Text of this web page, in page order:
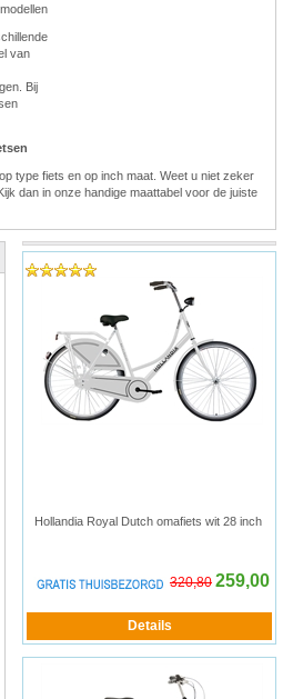
van
Bij
type fiets en op inch maat. Weet u niet zeker
dan in onze handige maattabel voor de juiste
Hollandia Royal Dutch omafiets wit 28 inch
320,80 259,00